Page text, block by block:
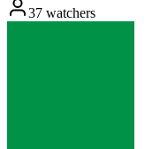
37 watchers